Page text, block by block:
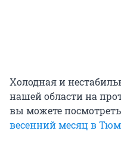
Холодная и
нашей области на
вы можете посмотреть
весенний месяц в